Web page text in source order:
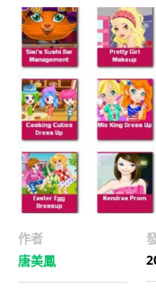
作者
唐美鳳